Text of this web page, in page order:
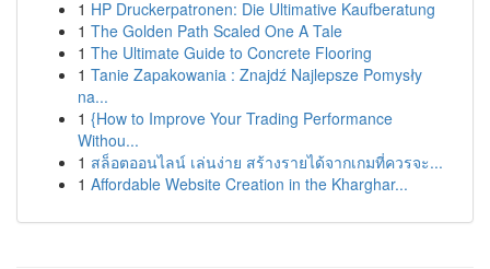
1 HP Druckerpatronen: Die Ultimative Kaufberatung
1 The Golden Path Scaled One A Tale
1 The Ultimate Guide to Concrete Flooring
1 Tanie Zapakowania : Znajdź Najlepsze Pomysły
na...
1 {How to Improve Your Trading Performance
Withou...
1 สล็อตออนไลน์ เล่นง่าย สร้างรายได้จากเกมที่ควรจะ...
1 Affordable Website Creation in the Kharghar...